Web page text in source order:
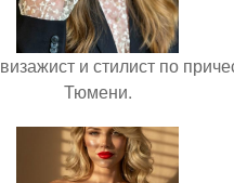
и стилист по
Тюмени.